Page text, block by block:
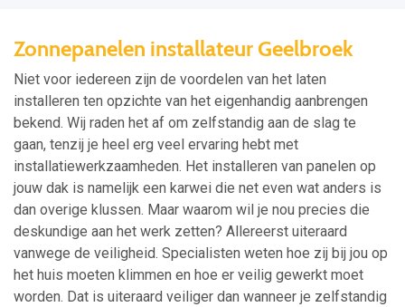
Zonnepanelen installateur Geelbroek
Niet voor iedereen zijn de voordelen van het laten
installeren ten opzichte van het eigenhandig aanbrengen
bekend. Wij raden het af om zelfstandig aan de slag te
gaan, tenzij je heel erg veel ervaring hebt met
installatiewerkzaamheden. Het installeren van panelen op
jouw dak is namelijk een karwei die net even wat anders is
dan overige klussen. Maar waarom wil je nou precies die
deskundige aan het werk zetten? Allereerst uiteraard
vanwege de veiligheid. Specialisten weten hoe zij bij jou op
het huis moeten klimmen en hoe er veilig gewerkt moet
worden. Dat is uiteraard veiliger dan wanneer je zelfstandig